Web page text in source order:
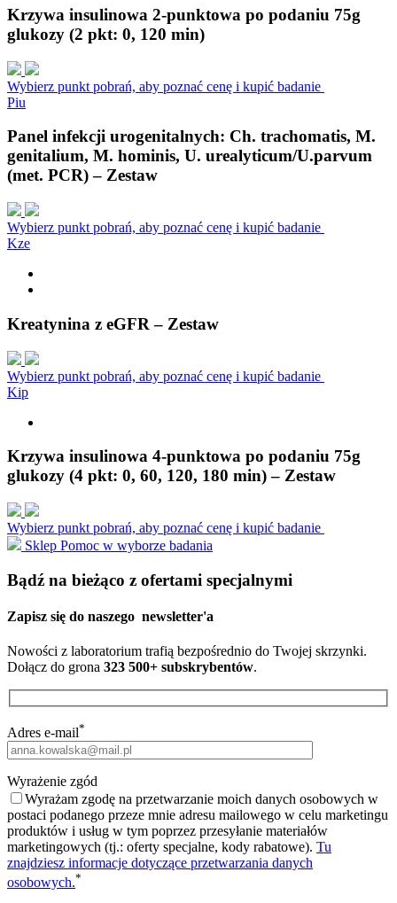
Krzywa insulinowa 2-punktowa po podaniu 75g
glukozy (2 pkt: 0, 120 min)
Wybierz punkt pobrań, aby poznać cenę i kupić badanie
Piu
Panel infekcji urogenitalnych: Ch. trachomatis, M.
genitalium, M. hominis, U. urealyticum/U.parvum
(met. PCR) – Zestaw
Wybierz punkt pobrań, aby poznać cenę i kupić badanie
Kze
Kreatynina z eGFR – Zestaw
Wybierz punkt pobrań, aby poznać cenę i kupić badanie
Kip
Krzywa insulinowa 4-punktowa po podaniu 75g
glukozy (4 pkt: 0, 60, 120, 180 min) – Zestaw
Wybierz punkt pobrań, aby poznać cenę i kupić badanie
Sklep Pomoc w wyborze badania
Bądź na bieżąco z ofertami specjalnymi
Zapisz się do naszego newsletter'a
Nowości z laboratorium trafią bezpośrednio do Twojej skrzynki.
Dołącz do grona 323 500+ subskrybentów.
Adres e-mail*
Wyrażenie zgód
Wyrażam zgodę na przetwarzanie moich danych osobowych w
postaci podanego przeze mnie adresu mailowego w celu marketingu
produktów i usług w tym poprzez przesyłanie materiałów
marketingowych (tj.: oferty specjalne, kody rabatowe). Tu
znajdziesz informacje dotyczące przetwarzania danych
osobowych.*